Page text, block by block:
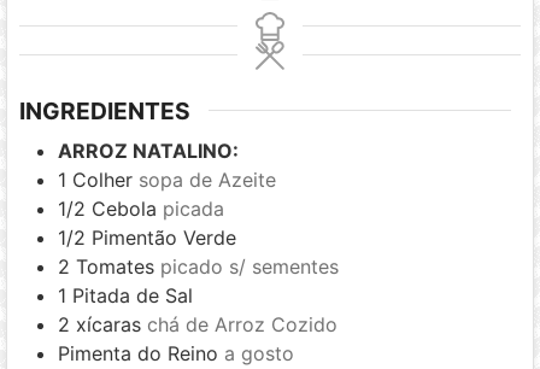
INGREDIENTES
ARROZ NATALINO:
1 Colher sopa de Azeite
1/2 Cebola picada
1/2 Pimentão Verde
2 Tomates picado s/ sementes
1 Pitada de Sal
2 xícaras chá de Arroz Cozido
Pimenta do Reino a gosto